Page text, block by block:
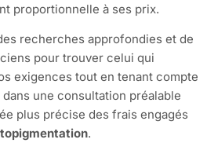
proportionnelle à ses prix.
recherches approfondies et de
pour trouver celui qui
exigences tout en tenant compte
une consultation préalable
plus précise des frais engagés
.